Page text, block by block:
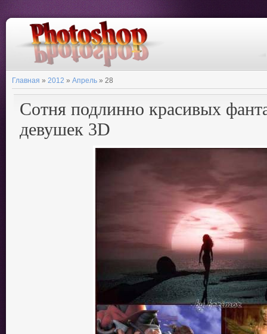
Главная » 2012 » Апрель » 28
Сотня подлинно красивых
девушек 3D